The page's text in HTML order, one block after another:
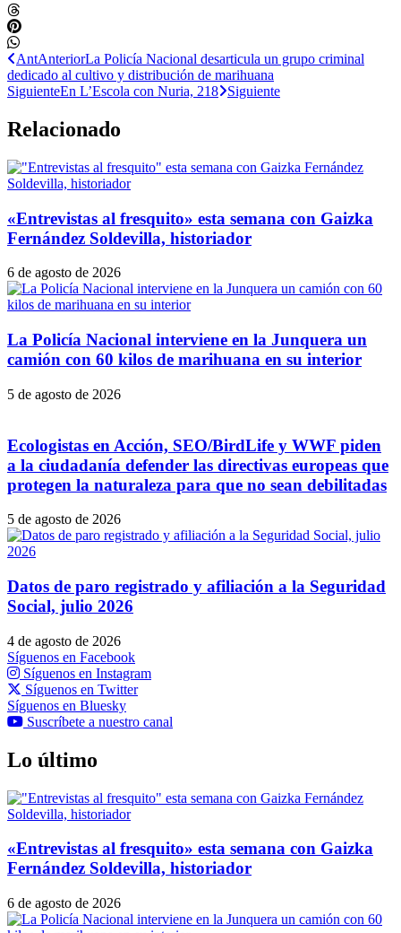
AntAnteriorLa Policía Nacional desarticula un grupo criminal
dedicado al cultivo y distribución de marihuana
SiguienteEn L’Escola con Nuria, 218 Siguiente
Relacionado
«Entrevistas al fresquito» esta semana con Gaizka
Fernández Soldevilla, historiador
6 de agosto de 2026
La Policía Nacional interviene en la Junquera un
camión con 60 kilos de marihuana en su interior
5 de agosto de 2026
Ecologistas en Acción, SEO/BirdLife y WWF piden
a la ciudadanía defender las directivas europeas que
protegen la naturaleza para que no sean debilitadas
5 de agosto de 2026
Datos de paro registrado y afiliación a la Seguridad
Social, julio 2026
4 de agosto de 2026
Síguenos en Facebook
Síguenos en Instagram
Síguenos en Twitter
Síguenos en Bluesky
Suscríbete a nuestro canal
Lo último
«Entrevistas al fresquito» esta semana con Gaizka
Fernández Soldevilla, historiador
6 de agosto de 2026